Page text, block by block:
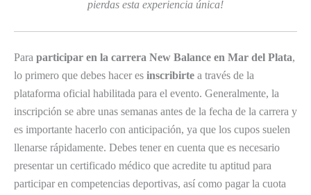
pierdas esta experiencia única!
Para participar en la carrera New Balance en Mar del Plata,
lo primero que debes hacer es inscribirte a través de la
plataforma oficial habilitada para el evento. Generalmente, la
inscripción se abre unas semanas antes de la fecha de la carrera y
es importante hacerlo con anticipación, ya que los cupos suelen
llenarse rápidamente. Debes tener en cuenta que es necesario
presentar un certificado médico que acredite tu aptitud para
participar en competencias deportivas, así como pagar la cuota